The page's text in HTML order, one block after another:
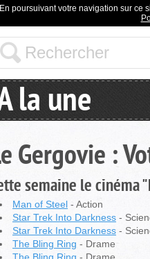
En poursuivant votre navigation sur ce